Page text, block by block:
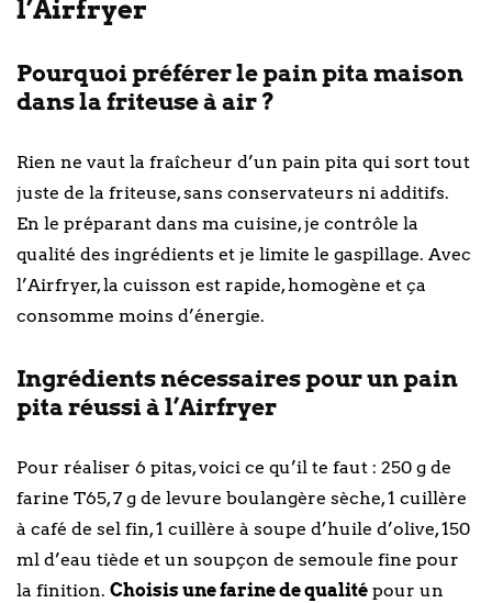
l’Airfryer
Pourquoi préférer le pain pita maison
dans la friteuse à air ?
Rien ne vaut la fraîcheur d’un pain pita qui sort tout
juste de la friteuse, sans conservateurs ni additifs.
En le préparant dans ma cuisine, je contrôle la
qualité des ingrédients et je limite le gaspillage. Avec
l’Airfryer, la cuisson est rapide, homogène et ça
consomme moins d’énergie.
Ingrédients nécessaires pour un pain
pita réussi à l’Airfryer
Pour réaliser 6 pitas, voici ce qu’il te faut : 250 g de
farine T65, 7 g de levure boulangère sèche, 1 cuillère
à café de sel fin, 1 cuillère à soupe d’huile d’olive, 150
ml d’eau tiède et un soupçon de semoule fine pour
la finition. Choisis une farine de qualité pour un